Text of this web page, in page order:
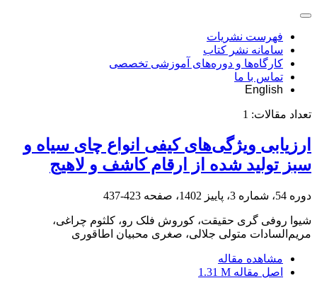
فهرست نشریات
سامانه نشر کتاب
کارگاه‌ها و دوره‌های آموزشی تخصصی
تماس با ما
English
تعداد مقالات: 1
ارزیابی ویژگی‌های کیفی انواع چای سیاه و
سبز تولید شده از ارقام کاشف و لاهیج
دوره 54، شماره 3، پاییز 1402، صفحه 423-437
شیوا روفی گری حقیقت، کوروش فلک رو، کلثوم چراغی،
مریم‌السادات متولی جلالی، صغری محبیان اطاقوری
مشاهده مقاله
اصل مقاله 1.31 M